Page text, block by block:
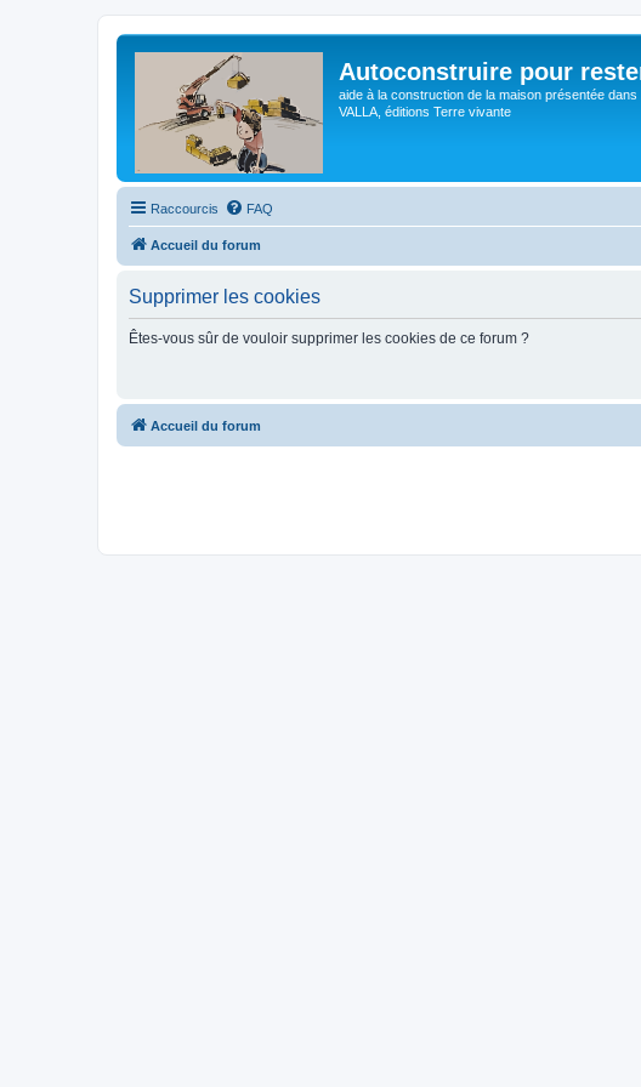
Autoconstruire pour
aide à la construction de la maison présentée
VALLA, éditions Terre vivante
Raccourcis FAQ
Accueil du forum
Supprimer les cookies
Êtes-vous sûr de vouloir supprimer les cookies de ce forum ?
Accueil du forum